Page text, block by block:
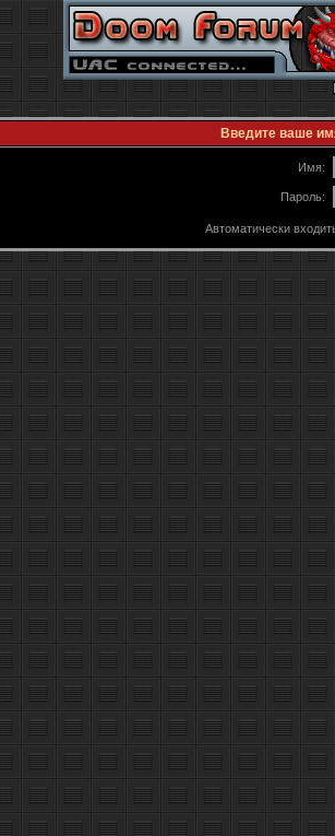
Введите ваше
Имя:
Пароль:
Автоматически